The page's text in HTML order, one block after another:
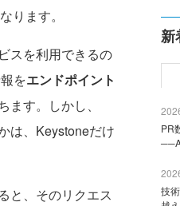
ります。
スを利用できるの
をエンドポイント
す。しかし、
は、Keystoneだけ
と、そのリクエス
新
PR
技